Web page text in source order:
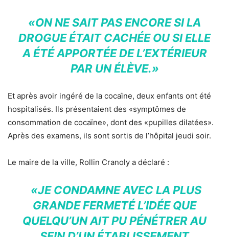
«ON NE SAIT PAS ENCORE SI LA
DROGUE ÉTAIT CACHÉE OU SI ELLE
A ÉTÉ APPORTÉE DE L’EXTÉRIEUR
PAR UN ÉLÈVE.»
Et après avoir ingéré de la cocaïne, deux enfants ont été
hospitalisés. Ils présentaient des «symptômes de
consommation de cocaïne», dont des «pupilles dilatées».
Après des examens, ils sont sortis de l’hôpital jeudi soir.
Le maire de la ville, Rollin Cranoly a déclaré :
«JE CONDAMNE AVEC LA PLUS
GRANDE FERMETÉ L’IDÉE QUE
QUELQU’UN AIT PU PÉNÉTRER AU